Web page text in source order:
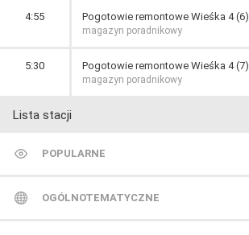
4:55 Pogotowie remontowe Wieśka 4 (6)
magazyn poradnikowy
5:30 Pogotowie remontowe Wieśka 4 (7)
magazyn poradnikowy
Lista stacji
POPULARNE
TVP 1
OGÓLNOTEMATYCZNE